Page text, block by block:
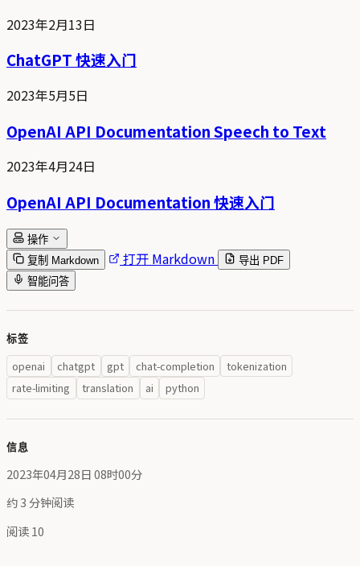
2023年2月13日
ChatGPT 快速入门
2023年5月5日
OpenAI API Documentation Speech to Text
2023年4月24日
OpenAI API Documentation 快速入门
操作
复制 Markdown
打开 Markdown
导出 PDF
智能问答
标签
openai chatgpt gpt chat-completion
tokenization
rate-limiting
translation ai python
信息
2023年04月28日 08时00分
约 3 分钟阅读
阅读10